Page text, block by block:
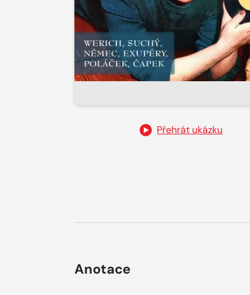
Přehrát ukázku
Anotace